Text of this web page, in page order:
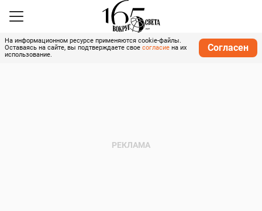
На информационном ресурсе применяются cookie-файлы.
Оставаясь на сайте, вы подтверждаете свое согласие на их
использование.
Согласен